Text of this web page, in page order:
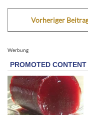
Vorheriger
Werbung